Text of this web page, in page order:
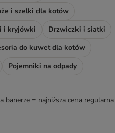
i szelki dla kotów
i kryjówki
Drzwiczki i siatki
do kuwet dla kotów
Pojemniki na odpady
= najniższa cena regularna